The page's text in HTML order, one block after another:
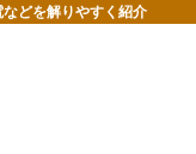
どを解りやすく紹介